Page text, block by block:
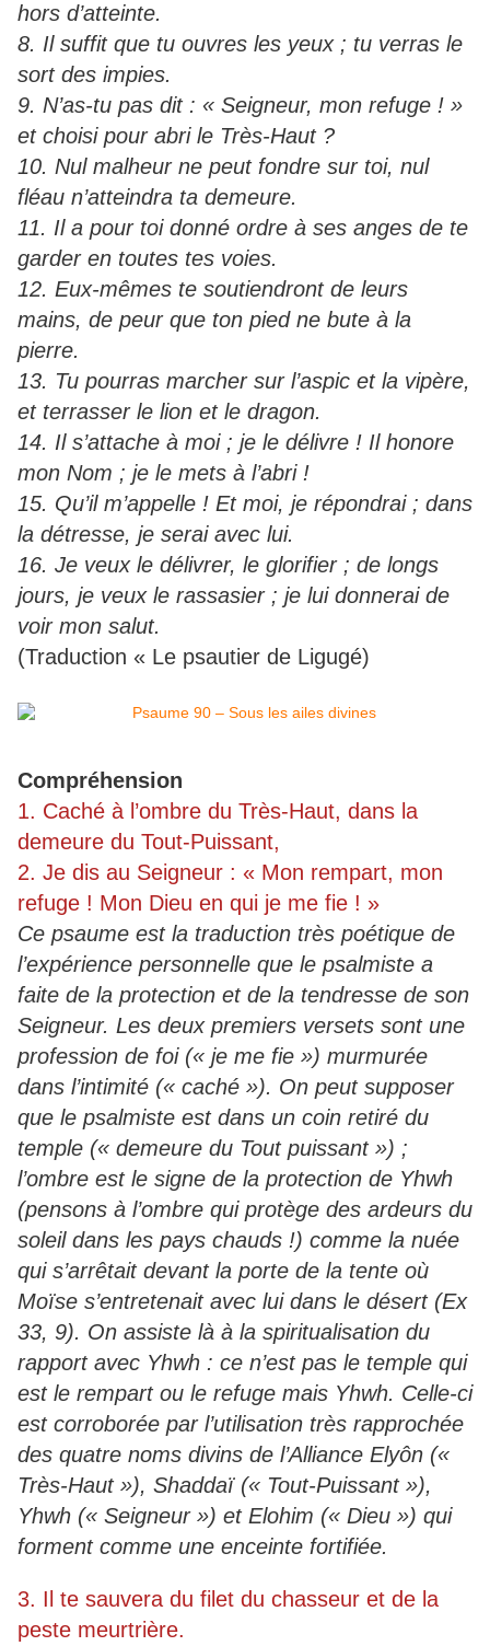
hors d’atteinte.
8. Il suffit que tu ouvres les yeux ; tu verras le
sort des impies.
9. N’as-tu pas dit : « Seigneur, mon refuge ! »
et choisi pour abri le Très-Haut ?
10. Nul malheur ne peut fondre sur toi, nul
fléau n’atteindra ta demeure.
11. Il a pour toi donné ordre à ses anges de te
garder en toutes tes voies.
12. Eux-mêmes te soutiendront de leurs
mains, de peur que ton pied ne bute à la
pierre.
13. Tu pourras marcher sur l’aspic et la vipère,
et terrasser le lion et le dragon.
14. Il s’attache à moi ; je le délivre ! Il honore
mon Nom ; je le mets à l’abri !
15. Qu’il m’appelle ! Et moi, je répondrai ; dans
la détresse, je serai avec lui.
16. Je veux le délivrer, le glorifier ; de longs
jours, je veux le rassasier ; je lui donnerai de
voir mon salut.
(Traduction « Le psautier de Ligugé)
Compréhension
1. Caché à l’ombre du Très-Haut, dans la
demeure du Tout-Puissant,
2. Je dis au Seigneur : « Mon rempart, mon
refuge ! Mon Dieu en qui je me fie ! »
Ce psaume est la traduction très poétique de
l’expérience personnelle que le psalmiste a
faite de la protection et de la tendresse de son
Seigneur. Les deux premiers versets sont une
profession de foi (« je me fie ») murmurée
dans l’intimité (« caché »). On peut supposer
que le psalmiste est dans un coin retiré du
temple (« demeure du Tout puissant ») ;
l’ombre est le signe de la protection de Yhwh
(pensons à l’ombre qui protège des ardeurs du
soleil dans les pays chauds !) comme la nuée
qui s’arrêtait devant la porte de la tente où
Moïse s’entretenait avec lui dans le désert (Ex
33, 9). On assiste là à la spiritualisation du
rapport avec Yhwh : ce n’est pas le temple qui
est le rempart ou le refuge mais Yhwh. Celle-ci
est corroborée par l’utilisation très rapprochée
des quatre noms divins de l’Alliance Elyôn («
Très-Haut »), Shaddaï (« Tout-Puissant »),
Yhwh (« Seigneur ») et Elohim (« Dieu ») qui
forment comme une enceinte fortifiée.
3. Il te sauvera du filet du chasseur et de la
peste meurtrière.